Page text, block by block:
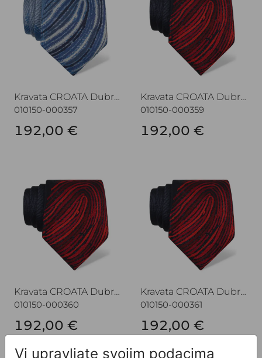
Kravata CROATA Dubrovnik
010150-000357
192,00 €
Kravata CROATA Dubrovnik
010150-000359
192,00 €
Kravata CROATA Dubrovnik
010150-000360
192,00 €
Kravata CROATA Dubrovnik
010150-000361
192,00 €
Vi upravljate svojim podacima